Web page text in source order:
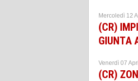
Mercoledì 12
(CR)
GIUNTA
Venerdì 07
(CR)